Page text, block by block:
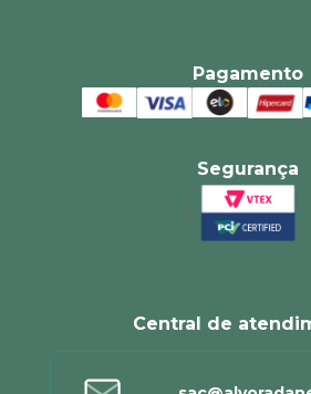
Pagamento
Segurança
Central de